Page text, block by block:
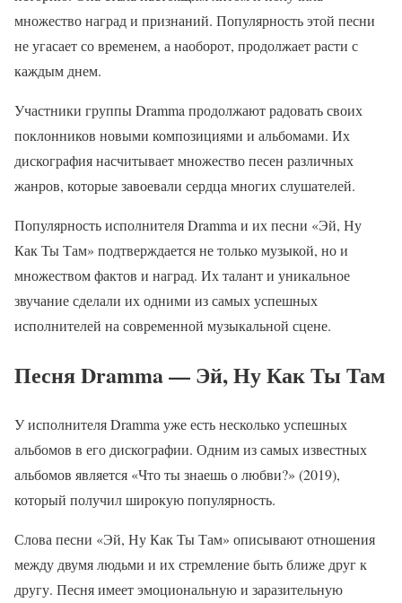
множество наград и признаний. Популярность этой песни
не угасает со временем, а наоборот, продолжает расти с
каждым днем.
Участники группы Dramma продолжают радовать своих
поклонников новыми композициями и альбомами. Их
дискография насчитывает множество песен различных
жанров, которые завоевали сердца многих слушателей.
Популярность исполнителя Dramma и их песни «Эй, Ну
Как Ты Там» подтверждается не только музыкой, но и
множеством фактов и наград. Их талант и уникальное
звучание сделали их одними из самых успешных
исполнителей на современной музыкальной сцене.
Песня Dramma — Эй, Ну Как Ты Там
У исполнителя Dramma уже есть несколько успешных
альбомов в его дискографии. Одним из самых известных
альбомов является «Что ты знаешь о любви?» (2019),
который получил широкую популярность.
Слова песни «Эй, Ну Как Ты Там» описывают отношения
между двумя людьми и их стремление быть ближе друг к
другу. Песня имеет эмоциональную и заразительную